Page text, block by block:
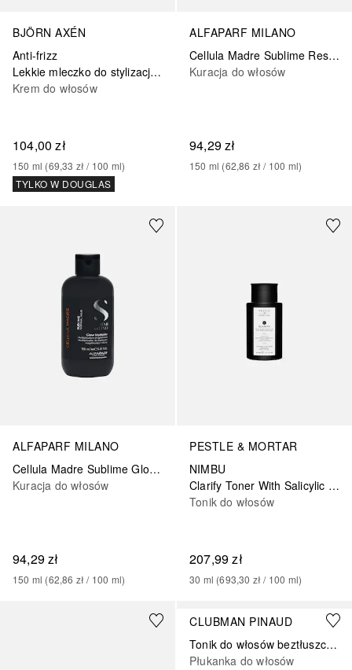
BJÖRN AXÉN
Anti-frizz
Lekkie mleczko do stylizacji wlosów
Krem do włosów
104,00 zł
150 ml (69,33 zł / 100 ml)
TYLKO W DOUGLAS
ALFAPARF MILANO
Cellula Madre Sublime Restructuring Multiplier
Kuracja do włosów
94,29 zł
150 ml (62,86 zł / 100 ml)
ALFAPARF MILANO
Cellula Madre Sublime Glow Multiplier
Kuracja do włosów
94,29 zł
150 ml (62,86 zł / 100 ml)
PESTLE & MORTAR
NIMBU
Clarify Toner With Salicylic Acid
Tonik do włosów
207,99 zł
30 ml (693,30 zł / 100 ml)
CLUBMAN PINAUD
Tonik do włosów beztłuszczowych
Płukanka do włosów